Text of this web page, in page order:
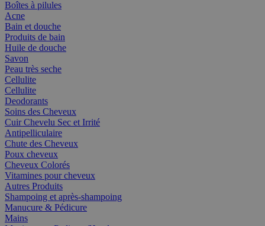
Boîtes à pilules
Acne
Bain et douche
Produits de bain
Huile de douche
Savon
Peau très seche
Cellulite
Cellulite
Deodorants
Soins des Cheveux
Cuir Chevelu Sec et Irrité
Antipelliculaire
Chute des Cheveux
Poux cheveux
Cheveux Colorés
Vitamines pour cheveux
Autres Produits
Shampoing et après-shampoing
Manucure & Pédicure
Mains